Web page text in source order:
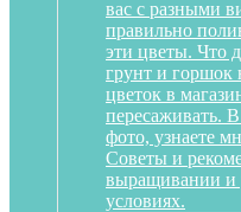
вас с разными
правильно
эти цветы. Что
грунт и горшок
цветок в
пересаживать.
фото, узнаете
Советы и
выращивании и
условиях.